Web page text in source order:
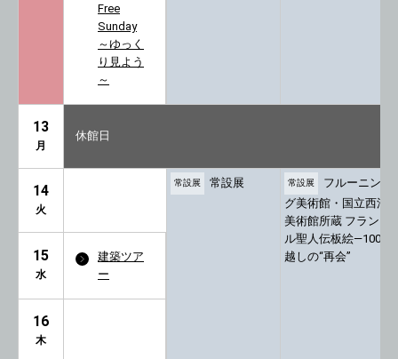
Free
Sunday
～ゆっく
り見よう
～
13
月
休館日
14
火
常設展 常設展 常設展
フルーニン
グ美術館・国立西洋
美術館所蔵 フランド
ル聖人伝板絵―100年
越しの“再会”
15
水
建築ツア
ー
16
木